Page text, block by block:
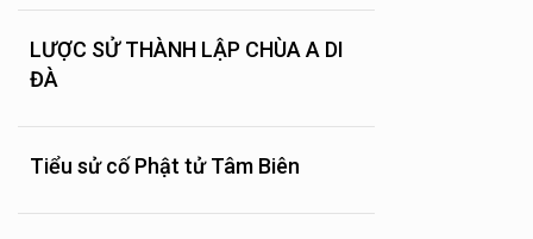
LƯỢC SỬ THÀNH LẬP CHÙA A DI
ĐÀ
Tiểu sử cố Phật tử Tâm Biên